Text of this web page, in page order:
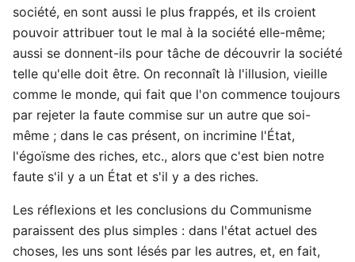
société, en sont aussi le plus frappés, et ils croient
pouvoir attribuer tout le mal à la société elle-même;
aussi se donnent-ils pour tâche de découvrir la société
telle qu'elle doit être. On reconnaît là l'illusion, vieille
comme le monde, qui fait que l'on commence toujours
par rejeter la faute commise sur un autre que soi-
même ; dans le cas présent, on incrimine l'État,
l'égoïsme des riches, etc., alors que c'est bien notre
faute s'il y a un État et s'il y a des riches.
Les réflexions et les conclusions du Communisme
paraissent des plus simples : dans l'état actuel des
choses, les uns sont lésés par les autres, et, en fait,